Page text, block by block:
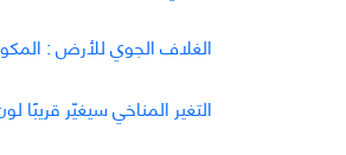
الغلاف الجوي للأرض :
التغير المناخي سيغيّر قريبًا